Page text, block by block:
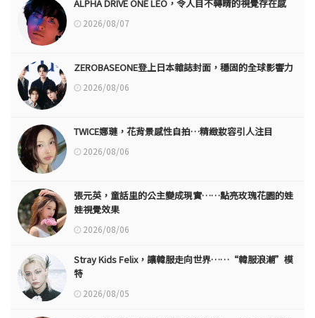
ALPHA DRIVE ONE LEO，令人目不轉睛的視覺存在感
2026/08/07
ZEROBASEONE登上日本雜誌封面，穩固的全球影響力
2026/08/06
TWICE娜璉，花背景感性自拍…精緻妝容引人注目
2026/08/06
張元英，童話里的公主變成現實……點亮玫瑰花園的娃
娃視覺效果
2026/08/06
Stray Kids Felix，讓韓服走向世界……“韓服浪潮”模
特
2026/08/05